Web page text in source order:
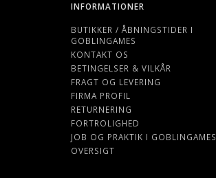
INFORMATIONER
BUTIKKER / ÅBNINGSTIDER I
GOBLINGAMES
KONTAKT OS
BETINGELSER & VILKÅR
FRAGT OG LEVERING
FIRMA PROFIL
RETURNERING
FORTROLIGHED
JOB OG PRAKTIK I GOBLINGAMES
OVERSIGT